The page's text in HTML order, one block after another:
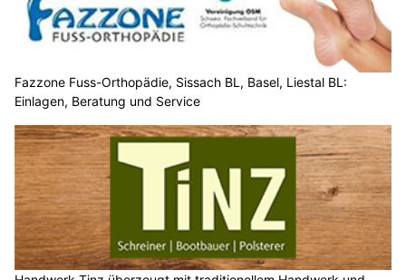
Fazzone Fuss-Orthopädie, Sissach BL, Basel, Liestal BL:
Einlagen, Beratung und Service